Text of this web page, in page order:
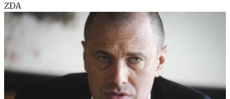
ZDA